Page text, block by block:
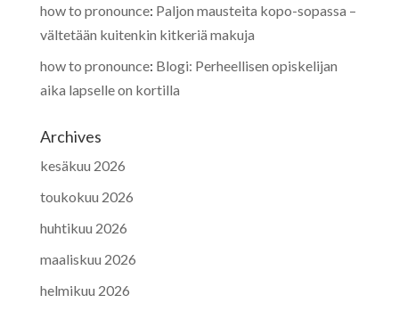
how to pronounce: Paljon mausteita kopo-sopassa –
vältetään kuitenkin kitkeriä makuja
how to pronounce: Blogi: Perheellisen opiskelijan
aika lapselle on kortilla
Archives
kesäkuu 2026
toukokuu 2026
huhtikuu 2026
maaliskuu 2026
helmikuu 2026